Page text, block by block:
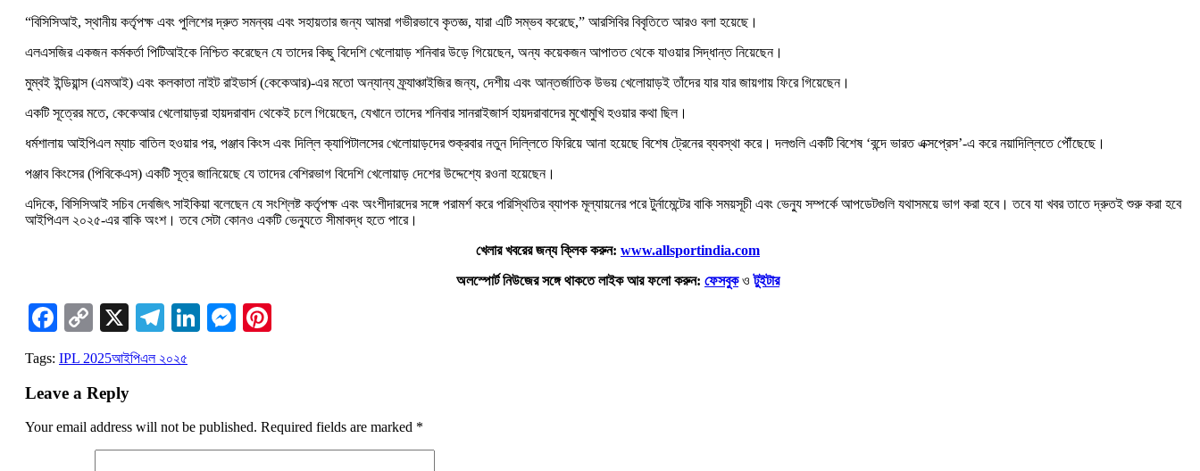
“বিসিসিআই, স্থানীয় কর্তৃপক্ষ এবং পুলিশের দ্রুত সমন্বয় এবং সহায়তার জন্য আমরা গভীরভাবে কৃতজ্ঞ, যারা এটি সম্ভব করেছে,” আরসিবির বিবৃতিতে আরও বলা হয়েছে।
এলএসজির একজন কর্মকর্তা পিটিআইকে নিশ্চিত করেছেন যে তাদের কিছু বিদেশি খেলোয়াড় শনিবার উড়ে গিয়েছেন, অন্য কয়েকজন আপাতত থেকে যাওয়ার সিদ্ধান্ত নিয়েছেন।
মুম্বই ইন্ডিয়ান্স (এমআই) এবং কলকাতা নাইট রাইডার্স (কেকেআর)-এর মতো অন্যান্য ফ্র্যাঞ্চাইজির জন্য, দেশীয় এবং আন্তর্জাতিক উভয় খেলোয়াড়ই তাঁদের যার যার জায়গায় ফিরে গিয়েছেন।
একটি সূত্রের মতে, কেকেআর খেলোয়াড়রা হায়দরাবাদ থেকেই চলে গিয়েছেন, যেখানে তাদের শনিবার সানরাইজার্স হায়দরাবাদের মুখোমুখি হওয়ার কথা ছিল।
ধর্মশালায় আইপিএল ম্যাচ বাতিল হওয়ার পর, পঞ্জাব কিংস এবং দিল্লি ক্যাপিটালসের খেলোয়াড়দের শুক্রবার নতুন দিল্লিতে ফিরিয়ে আনা হয়েছে বিশেষ ট্রেনের ব্যবস্থা করে। দলগুলি একটি বিশেষ ‘বন্দে ভারত এক্সপ্রেস’-এ করে নয়াদিল্লিতে পৌঁছেছে।
পঞ্জাব কিংসের (পিবিকেএস) একটি সূত্র জানিয়েছে যে তাদের বেশিরভাগ বিদেশি খেলোয়াড় দেশের উদ্দেশ্যে রওনা হয়েছেন।
এদিকে, বিসিসিআই সচিব দেবজিৎ সাইকিয়া বলেছেন যে সংশ্লিষ্ট কর্তৃপক্ষ এবং অংশীদারদের সঙ্গে পরামর্শ করে পরিস্থিতির ব্যাপক মূল্যায়নের পরে টুর্নামেন্টের বাকি সময়সূচী এবং ভেন্যু সম্পর্কে আপডেটগুলি যথাসময়ে ভাগ করা হবে। তবে যা খবর তাতে দ্রুতই শুরু করা হবে
আইপিএল ২০২৫-এর বাকি অংশ। তবে সেটা কোনও একটি ভেন্যুতে সীমাবদ্ধ হতে পারে।
খেলার খবরের জন্য ক্লিক করুন: www.allsportindia.com
অলস্পোর্ট নিউজের সঙ্গে থাকতে লাইক আর ফলো করুন: ফেসবুকওটুইটার
Facebook
Copy
Link
X Telegram
LinkedIn
Messenger
Tags: IPL 2025আইপিএল ২০২৫
Leave a Reply
Your email address will not be published. Required fields are marked *